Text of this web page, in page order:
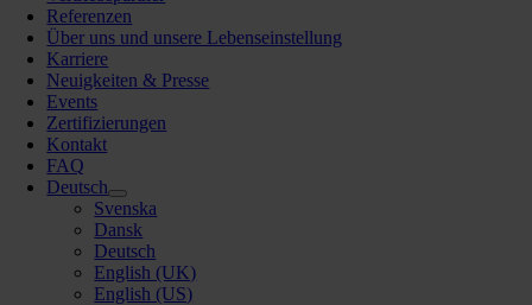
Referenzen
Über uns und unsere Lebenseinstellung
Karriere
Neuigkeiten & Presse
Events
Zertifizierungen
Kontakt
FAQ
Deutsch
Svenska
Dansk
Deutsch
English (UK)
English (US)